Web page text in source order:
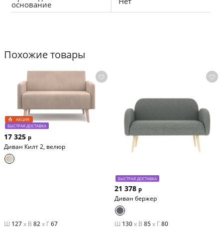
основание
Похожие товары
АКЦИЯ
БЫСТРАЯ ДОСТАВКА
17 325 р
Диван Килт 2, велюр
Ш 127x В 82x Г67
БЫСТРАЯ ДОСТАВКА
21 378 р
Диван бержер
Ш 130x В 85x Г80